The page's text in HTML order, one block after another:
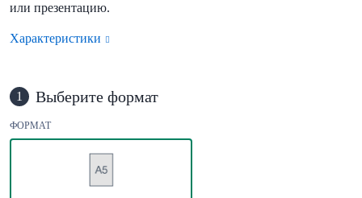
или презентацию.
Характеристики
1 Выберите формат
ФОРМАТ